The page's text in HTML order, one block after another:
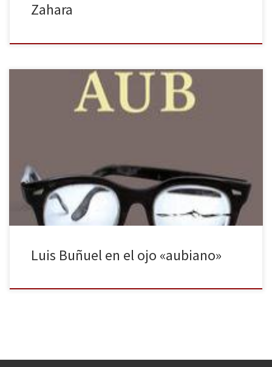
Zahara
Sobre Buñuel existen numerosos estudios publicados y su sombra
libro que despertó verdadero interés en el realizador aragonés.
Un más que […]
Luis Buñuel en el ojo «aubiano»